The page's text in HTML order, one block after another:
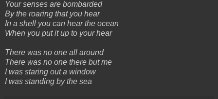
Your senses are bombarded
By the roaring that you hear
In a shell you can hear the ocean
When you put it up to your hear
There was no one all around
There was no one there but me
I was staring out a window
I was standing by the sea